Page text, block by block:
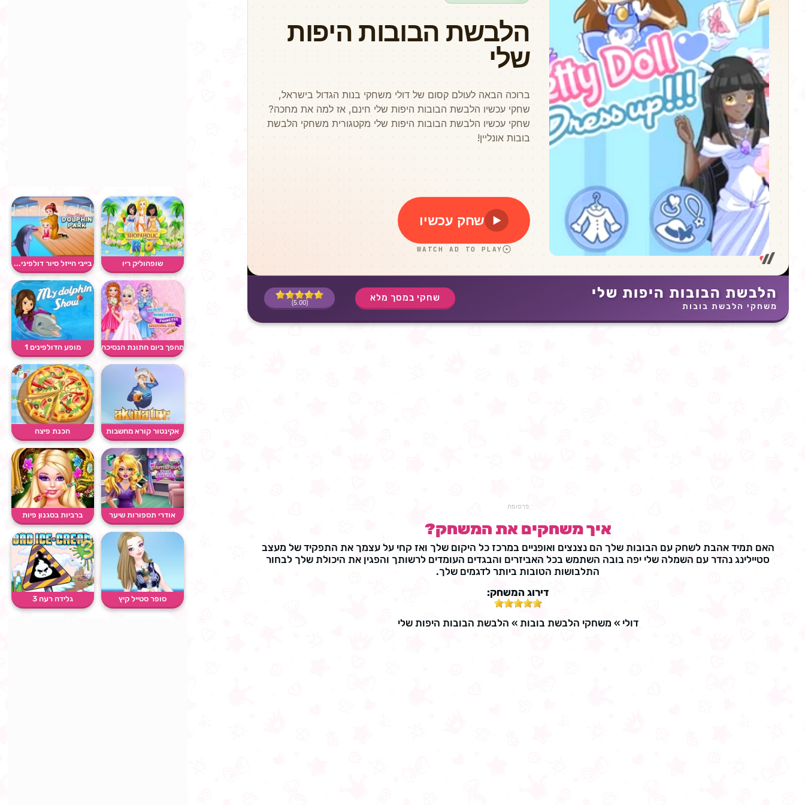
הלבשת הבובות היפות שלי
משחקי הלבשת בובות
שחקי במסך מלא (5.00)
פרסומת
איך משחקים את המשחק?
האם תמיד אהבת לשחק עם הבובות שלך הם נצנצים ואופניים במרכז כל היקום שלך ואז קחי על עצמך את התפקיד של מעצב
סטיילינג נהדר עם השמלה שלי יפה בובה השתמש בכל האביזרים והבגדים העומדים לרשותך והפגין את היכולת שלך לבחור
התלבושות הטובות ביותר לדגמים שלך.
דירוג המשחק:
דולי » משחקי הלבשת בובות » הלבשת הבובות היפות שלי
שופהוליק ריו בייבי הייזל סיור דולפיני...
מהפך ביום חתונת הנסיכה מופע הדולפינים 1
אקינטור קורא מחשבות הכנת פיצה
אודרי תספורות שיער
זוהרו...
ברביות בסגנון פיות
סופר סטייל קיץ גלידה רעה 3